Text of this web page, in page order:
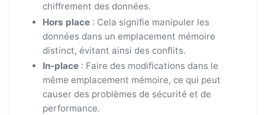
chiffrement des données.
Hors place: Cela signifie manipuler les
données dans un emplacement mémoire
distinct, évitant ainsi des conflits.
In-place: Faire des modifications dans le
même emplacement mémoire, ce qui peut
causer des problèmes de sécurité et de
performance.